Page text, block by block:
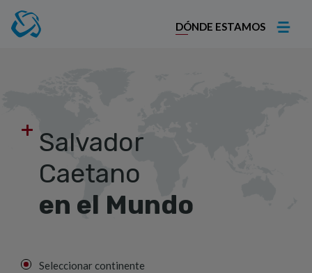
DÓNDE ESTAMOS
+ Salvador
Caetano
en el Mundo
Seleccionar continente